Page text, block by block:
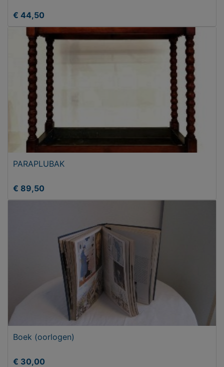
€ 44,50
PARAPLUBAK
€ 89,50
Boek (oorlogen)
€ 30,00